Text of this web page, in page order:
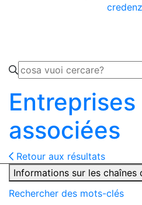
Entreprises
associées
Retour aux résultats
Informations sur les chaînes
Rechercher des mots-clés